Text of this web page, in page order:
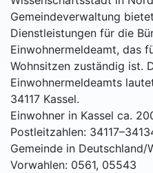
Gemeindeverwaltung
Dienstleistungen für die
Einwohnermeldeamt, das
Wohnsitzen zuständig ist.
Einwohnermeldeamts
34117 Kassel.
Einwohner in Kassel ca.
Postleitzahlen:
Gemeinde in
Vorwahlen: 0561, 05543